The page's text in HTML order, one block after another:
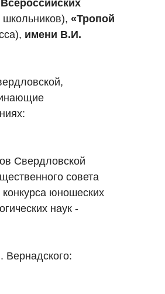
Всероссийских
«Тропой
имени В.И.
Свердловской
совета
юношеских
наук -
Вернадского: